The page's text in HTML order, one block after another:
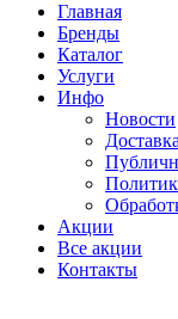
Главная
Бренды
Каталог
Услуги
Инфо
Новости
Акции
Все акции
Контакты